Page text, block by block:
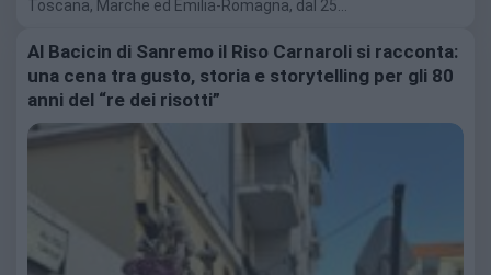
Toscana, Marche ed Emilia-Romagna, dal 25…
Al Bacicin di Sanremo il Riso Carnaroli si racconta:
una cena tra gusto, storia e storytelling per gli 80
anni del “re dei risotti”